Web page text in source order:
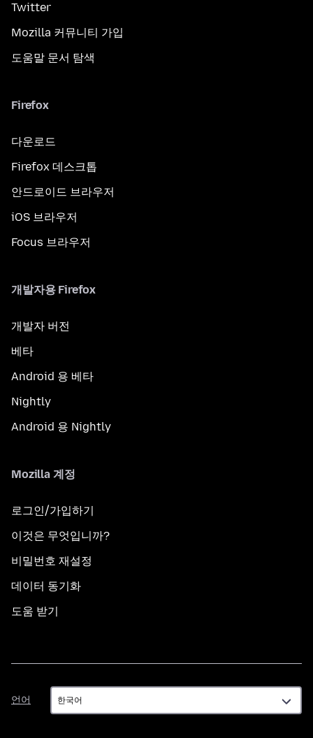
Twitter
Mozilla 커뮤니티 가입
도움말 문서 탐색
Firefox
다운로드
Firefox 데스크톱
안드로이드 브라우저
iOS 브라우저
Focus 브라우저
개발자용 Firefox
개발자 버전
베타
Android 용 베타
Nightly
Android 용 Nightly
Mozilla 계정
로그인/가입하기
이것은 무엇입니까?
비밀번호 재설정
데이터 동기화
도움 받기
언어
언
어